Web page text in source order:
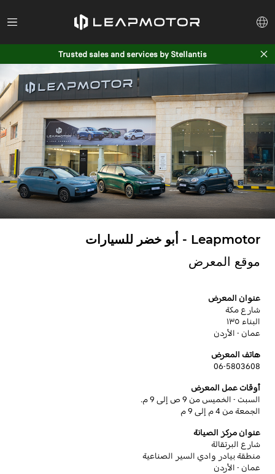
Trusted sales and services by Stellantis
Leapmotor - أبو خضر للسيارات
موقع المعرض
عنوان المعرض
شارع مكة
البناء ١٣٥
عمان - الأردن
هاتف المعرض
06-5803608
أوقات عمل المعرض
السبت - الخميس من 9 ص إلى 9 م.
الجمعة من 4 م إلى 9 م
عنوان مركز الصيانة
شارع البرتقالة
منطقة بيادر وادي السير الصناعية
عمان - الأردن